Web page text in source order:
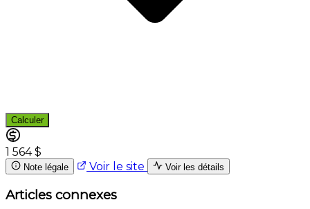
Calculer
1 564 $
Note légale Voir le site Voir les détails
Articles connexes